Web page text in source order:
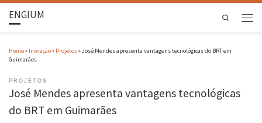
ENGIUM Search
Home» Inovação» Projetos»José Mendes apresenta vantagens tecnológicas do BRT em
Guimarães
PROJETOS
José Mendes apresenta vantagens tecnológicas
do BRT em Guimarães